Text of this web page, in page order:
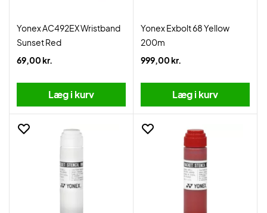
Yonex AC492EX Wristband
Sunset Red
69,00 kr.
Læg i kurv
Yonex Exbolt 68 Yellow
200m
999,00 kr.
Læg i kurv